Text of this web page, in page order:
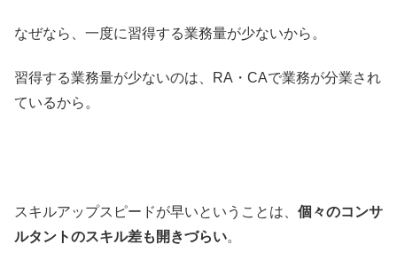
なぜなら、一度に習得する業務量が少ないから。
習得する業務量が少ないのは、RA・CAで業務が分業され
ているから。
スキルアップスピードが早いということは、 個々のコンサ
ルタントのスキル差も開きづらい。